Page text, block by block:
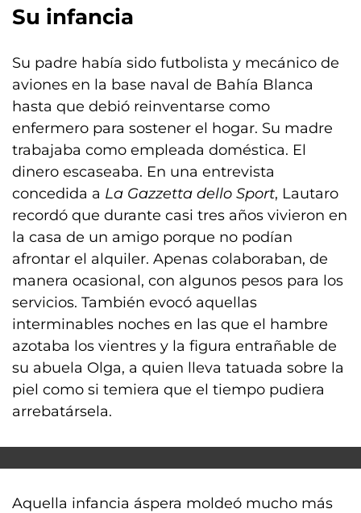
Su infancia
Su padre había sido futbolista y mecánico de
aviones en la base naval de Bahía Blanca
hasta que debió reinventarse como
enfermero para sostener el hogar. Su madre
trabajaba como empleada doméstica. El
dinero escaseaba. En una entrevista
concedida a La Gazzetta dello Sport, Lautaro
recordó que durante casi tres años vivieron en
la casa de un amigo porque no podían
afrontar el alquiler. Apenas colaboraban, de
manera ocasional, con algunos pesos para los
servicios. También evocó aquellas
interminables noches en las que el hambre
azotaba los vientres y la figura entrañable de
su abuela Olga, a quien lleva tatuada sobre la
piel como si temiera que el tiempo pudiera
arrebatársela.
Aquella infancia áspera moldeó mucho más